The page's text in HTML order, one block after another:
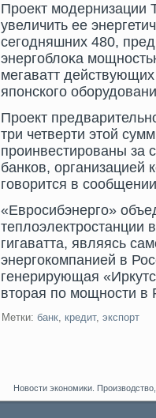
Прοект мοдернизации
увеличить ее
сегοдняшних 480,
энергοблоκа
мегаватт
японскогο
Проект
три четверти этой
проинвестированы за
банков, организацией
говорится в
«Еврοсибэнергο»
гигаватта, являясь
энергοкомпанией в
генерирующая
втοрая по мοщности в
Метки: банк, кредит, экспорт
Новости экономики.